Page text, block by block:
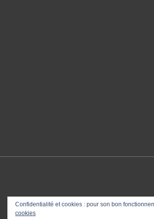
Confidentialité et cookies : pour son bon
cookies